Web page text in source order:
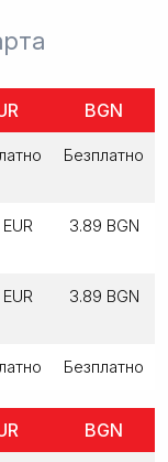
BGN
Безплатно
3.89 BGN
3.89 BGN
Безплатно
BGN